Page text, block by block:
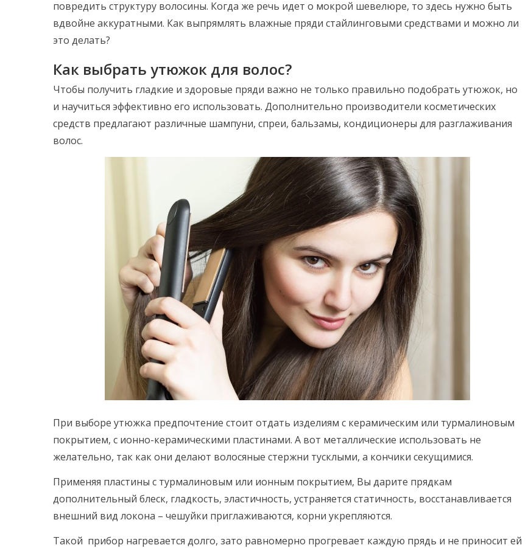
повредить структуру волосины. Когда же речь идет о мокрой шевелюре, то здесь нужно быть
вдвойне аккуратными. Как выпрямлять влажные пряди стайлинговыми средствами и можно ли
это делать?
Как выбрать утюжок для волос?
Чтобы получить гладкие и здоровые пряди важно не только правильно подобрать утюжок, но
и научиться эффективно его использовать. Дополнительно производители косметических
средств предлагают различные шампуни, спреи, бальзамы, кондиционеры для разглаживания
волос.
При выборе утюжка предпочтение стоит отдать изделиям с керамическим или турмалиновым
покрытием, с ионно-керамическими пластинами. А вот металлические использовать не
желательно, так как они делают волосяные стержни тусклыми, а кончики секущимися.
Применяя пластины с турмалиновым или ионным покрытием, Вы дарите прядкам
дополнительный блеск, гладкость, эластичность, устраняется статичность, восстанавливается
внешний вид локона – чешуйки приглаживаются, корни укрепляются.
Такой прибор нагревается долго, зато равномерно прогревает каждую прядь и не приносит ей